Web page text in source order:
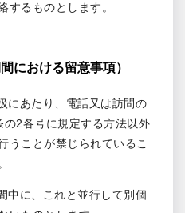
するものとします。
における留意事項）
にあたり、電話又は訪問の
2各号に規定する方法以外
うことが禁じられているこ
中に、これと並行して別個